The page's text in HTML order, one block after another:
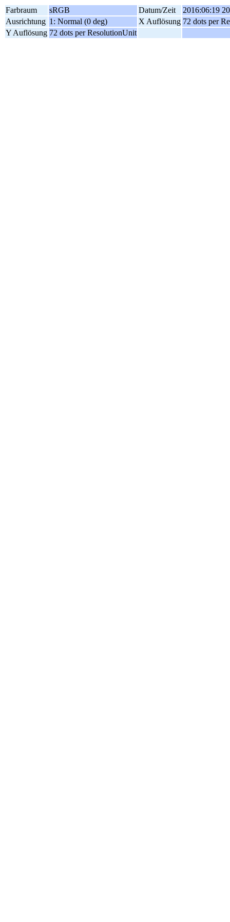
Farbraum sRGB Datum/Zeit
2016:06:19
Ausrichtung 1: Normal (0 deg) X Auflösung 72 dots per
Y Auflösung 72 dots per ResolutionUnit